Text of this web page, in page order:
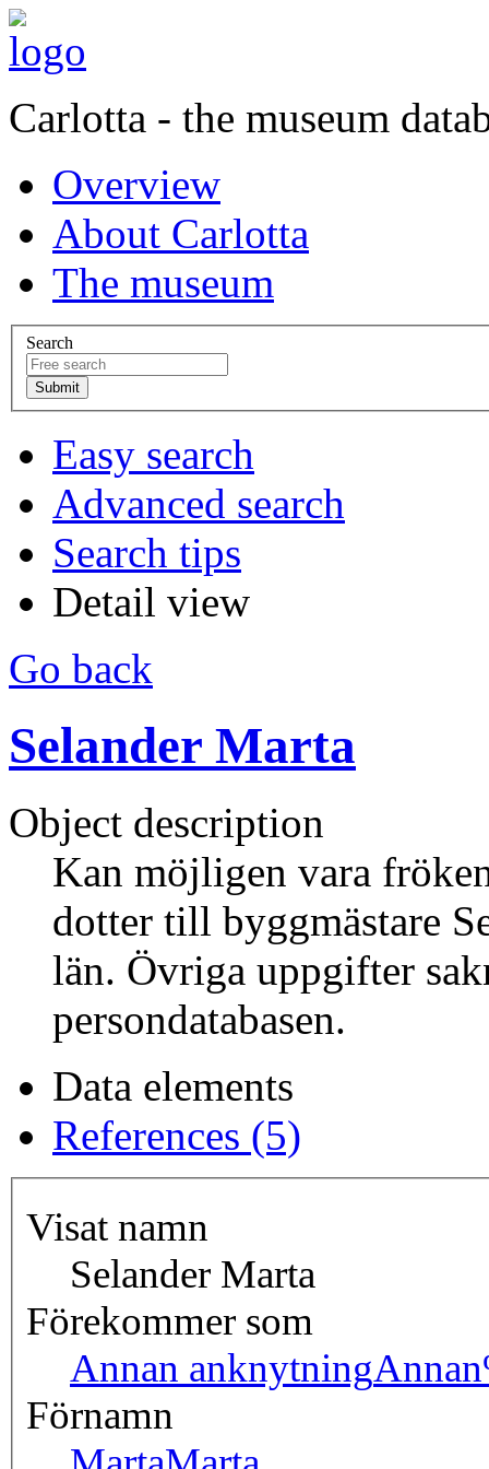
Carlotta - the museum
Overview
About Carlotta
The museum
Search
Easy search
Advanced search
Search tips
Detail view
Go back
Selander Marta
Object description
Kan möjligen vara
dotter till byggmästare
län. Övriga uppgifter
persondatabasen.
Data elements
References (5)
Visat namn
Selander Marta
Förekommer som
Annan anknytning
Förnamn